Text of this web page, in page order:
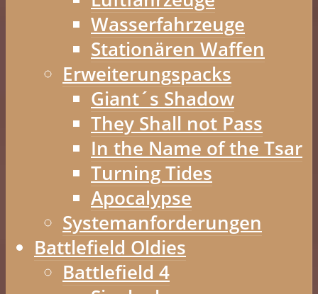
Wasserfahrzeuge
Stationären Waffen
Erweiterungspacks
Giant´s Shadow
They Shall not Pass
In the Name of the Tsar
Turning Tides
Apocalypse
Systemanforderungen
Battlefield Oldies
Battlefield 4